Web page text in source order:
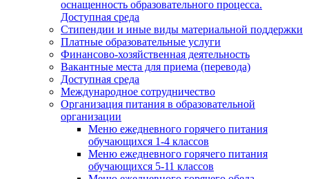
оснащенность образовательного процесса.
Доступная среда
Стипендии и иные виды материальной поддержки
Платные образовательные услуги
Финансово-хозяйственная деятельность
Вакантные места для приема (перевода)
Доступная среда
Международное сотрудничество
Организация питания в образовательной
организации
Меню ежедневного горячего питания
обучающихся 1-4 классов
Меню ежедневного горячего питания
обучающихся 5-11 классов